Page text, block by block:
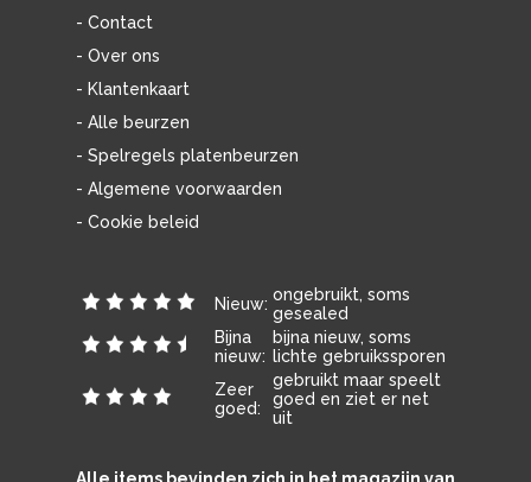
- Contact
- Over ons
- Klantenkaart
- Alle beurzen
- Spelregels platenbeurzen
- Algemene voorwaarden
- Cookie beleid
Nieuw: ongebruikt, soms
gesealed
Bijna
nieuw:
bijna nieuw, soms
lichte gebruikssporen
Zeer
goed:
gebruikt maar speelt
goed en ziet er net
uit